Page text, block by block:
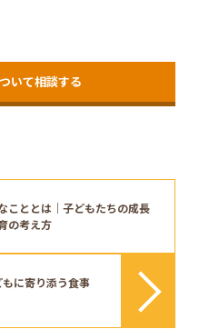
いて相談する
こととは｜子どもたちの成長
の考え方
に寄り添う食事